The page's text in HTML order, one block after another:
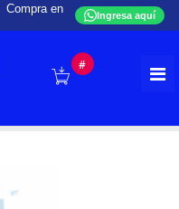
Compra en
Ingresa aquí
#